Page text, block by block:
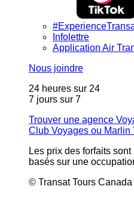
Infolettre
Application Air
Nous joindre
24 heures sur 24
7 jours sur 7
Trouver une agence
Club Voyages ou Marlin
Les prix des forfaits
basés sur une
© Transat Tours Canada